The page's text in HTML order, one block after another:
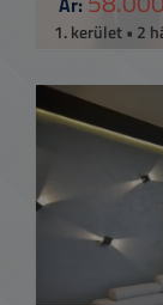
1. kerület • 2